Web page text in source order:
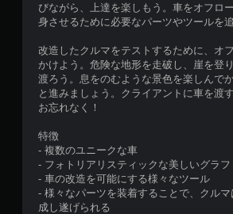
びながら、上達を楽しもう。車をオフロ
身させるために必要なパーツやツールを追
改造したクルマをテストするために、オ
かけよう。危険な地形を走破し、崖を登
渡ろう。息をのむような景色を楽しんで
と進みましょう。クライアントに車を渡
お忘れなく！
特徴
- 複数のユニークな車
- フォトリアリスティックな美しいグラフ
- 車の改造を可能にする様々なツール
- 様々なパーツを装着することで、クル
成し遂げられる